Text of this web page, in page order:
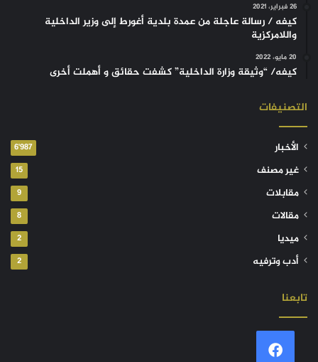
26 فبراير، 2021
كيفه / رسالة عاجلة من عمدة بلدية أغورط إلى وزير الداخلية
واللامركزية
20 مايو، 2022
كيفه/ “وثيقة وزارة الداخلية” كشفت حقائق و أهملت أخرى
التصنيفات
الأخبار 6٬987
غير مصنف 15
مقابلات 9
مقالات 8
ميديا 2
أدب وترفيه 2
تابعنا